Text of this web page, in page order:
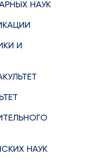
НАУК
И
НАУК